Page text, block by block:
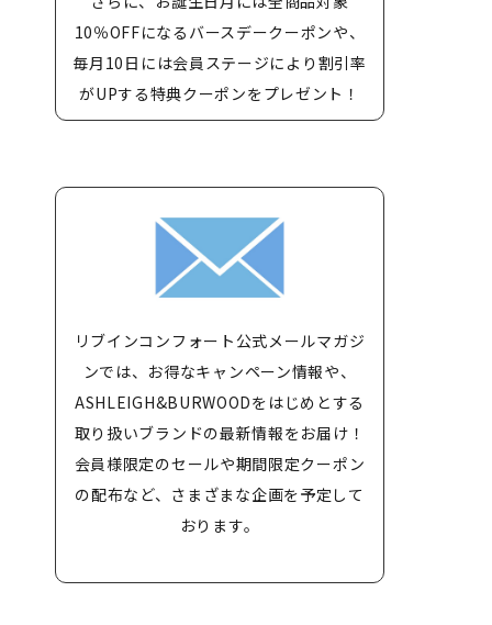
10％OFFになるバースデークーポンや、
毎月10日には会員ステージにより割引率
がUPする特典クーポンをプレゼント！
リブインコンフォート公式メールマガジ
ンでは、お得なキャンペーン情報や、
ASHLEIGH&BURWOODをはじめとする
取り扱いブランドの最新情報をお届け！
会員様限定のセールや期間限定クーポン
の配布など、さまざまな企画を予定して
おります。